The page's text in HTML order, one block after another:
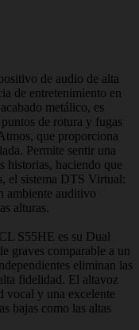
de audio de alta
de entretenimiento en
metálico, es
de rotura y fugas
que proporciona
Permite sentir una
historias, haciendo que
el sistema DTS Virtual:
ambiente auditivo
alturas.
S55HE es su Dual
graves comparable a un
eliminan las
fidelidad. El altavoz
vocal y una excelente
bajas como las altas